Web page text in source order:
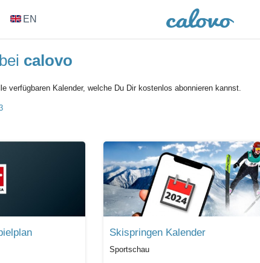
EN
bei calovo
verfügbaren Kalender, welche Du Dir kostenlos abonnieren kannst.
Skispringen Kalender
Sportschau